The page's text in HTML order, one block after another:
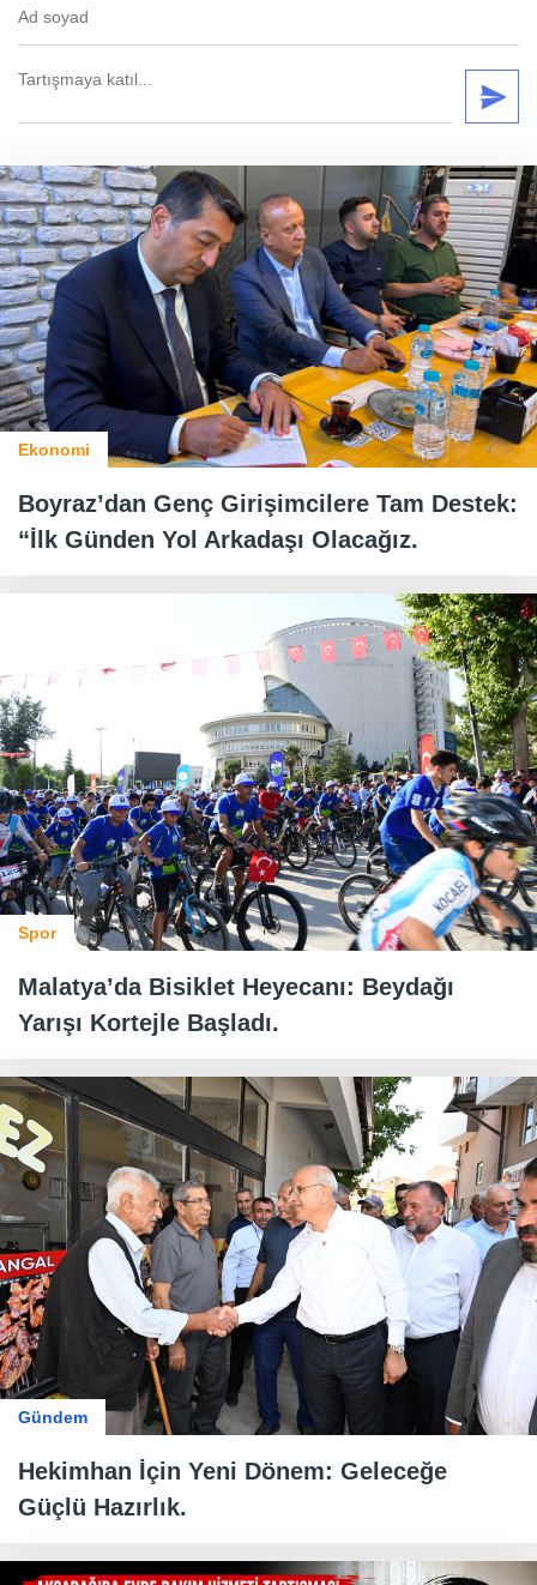
Ekonomi
Boyraz’dan Genç Girişimcilere Tam Destek:
“İlk Günden Yol Arkadaşı Olacağız.
Spor
Malatya’da Bisiklet Heyecanı: Beydağı
Yarışı Kortejle Başladı.
Gündem
Hekimhan İçin Yeni Dönem: Geleceğe
Güçlü Hazırlık.